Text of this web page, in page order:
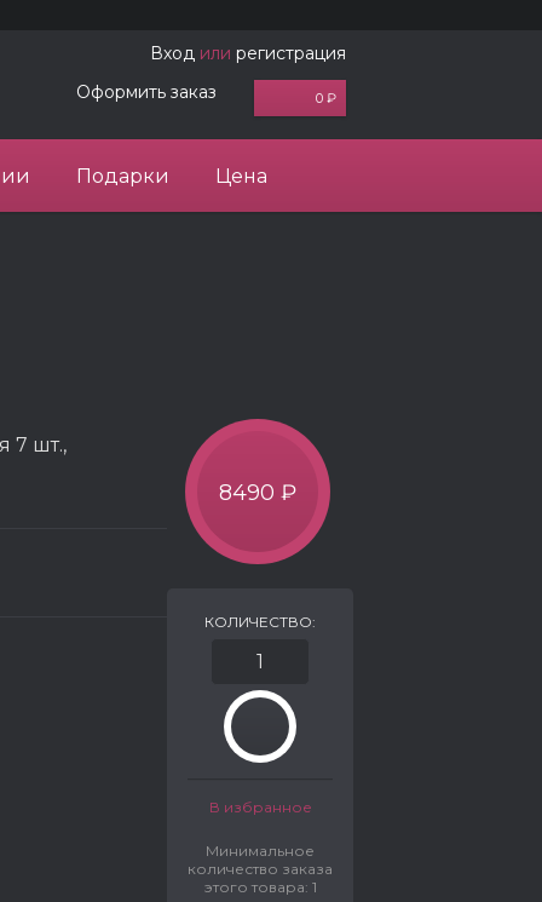
Вход или регистрация
0 ₽
Оформить заказ
Подарки Цена
7 шт.,
8490 ₽
КОЛИЧЕСТВО:
В избранное
Минимальное
количество заказа
этого товара: 1